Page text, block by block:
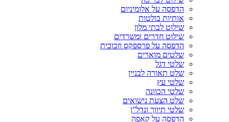
הדפסה על אלומיניום
אותיות בולטות
שילוט לבתי מלון
שילוט חדרים ומשרדים
הדפסה על פרספקס וזכוכית
שלטים מוארים
שלטי דגל
שלט תאורה לבניין
שלטי עץ
שלטי הכוונה
שלט הצעת נישואים
שלטי תיווך ונדל”ן
הדפסה על קאפה